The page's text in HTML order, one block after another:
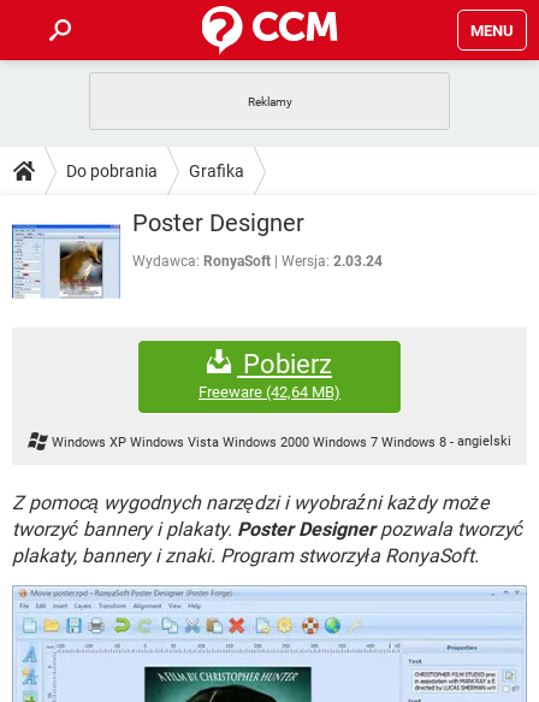
MENU
GRY
NETFLIX
INSTAGRAM FACEBOOK
WINDOWS 10
PORADY
PlayStation
GRY
SPOTIFY
ANDROID TIKTOK
GRY
NETFLIX
FACEBOOK
FORUM
WHATSAPP
NETFLIX
INSTAGRAM FACEBOOK
TIKTOK
INSTAGRAM FACEBOOK
WINDOWS 10
Do pobrania Grafika
Poster Designer
Wydawca: RonyaSoft Wersja: 2.03.24
Pobierz
Freeware (42,64 MB)
Windows XP Windows Vista Windows 2000 Windows 7 Windows 8-angielski
Z pomocą wygodnych narzędzi i wyobraźni każdy może
tworzyć bannery i plakaty. Poster Designerpozwala tworzyć
plakaty, bannery i znaki. Program stworzyła RonyaSoft.